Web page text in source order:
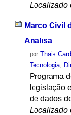
Localizado
Marco Civil
Analisa
por Thais
Tecnologia,
Programa
legislação
de dados
Localizado